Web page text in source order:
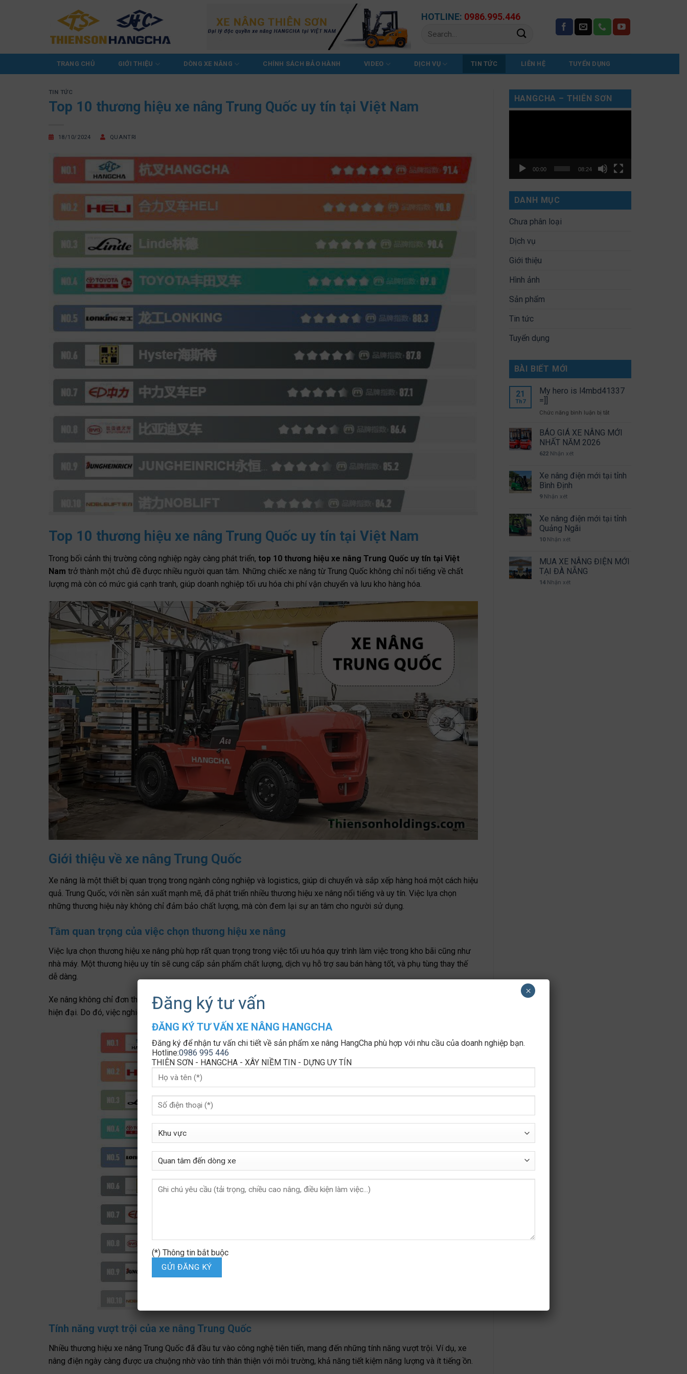
HOTLINE: 0986.995.446
Search
TRANG CHỦ GIỚI THIỆU DÒNG XE NÂNG CHÍNH SÁCH BẢO HÀNH VIDEO DỊCH VỤ TIN TỨC LIÊN HỆ TUYỂN DỤNG
TIN TỨC
Top 10 thương hiệu xe nâng Trung Quốc uy tín tại Việt Nam
18/10/2024 QUANTRI
Top 10 thương hiệu xe nâng Trung Quốc uy tín tại Việt Nam
Trong bối cảnh thị trường công nghiệp ngày càng phát triển, top 10 thương hiệu xe nâng Trung Quốc uy tín tại Việt
Nam trở thành một chủ đề được nhiều người quan tâm. Những chiếc xe nâng từ Trung Quốc không chỉ nổi tiếng về chất
lượng mà còn có mức giá cạnh tranh, giúp doanh nghiệp tối ưu hóa chi phí vận chuyển và lưu kho hàng hóa.
Giới thiệu về xe nâng Trung Quốc
Xe nâng là một thiết bị quan trọng trong ngành công nghiệp và logistics, giúp di chuyển và sắp xếp hàng hoá một cách hiệu
quả. Trung Quốc, với nền sản xuất mạnh mẽ, đã phát triển nhiều thương hiệu xe nâng nổi tiếng và uy tín. Việc lựa chọn
những thương hiệu này không chỉ đảm bảo chất lượng, mà còn đem lại sự an tâm cho người sử dụng.
Tầm quan trọng của việc chọn thương hiệu xe nâng
Việc lựa chọn thương hiệu xe nâng phù hợp rất quan trọng trong việc tối ưu hóa quy trình làm việc trong kho bãi cũng như
nhà máy. Một thương hiệu uy tín sẽ cung cấp sản phẩm chất lượng, dịch vụ hỗ trợ sau bán hàng tốt, và phụ tùng thay thế
dễ dàng.
Xe nâng không chỉ đơn thuần là một phương tiện, mà chúng còn là một phần không thể thiếu trong các hoạt động logistics
hiện đại. Do đó, việc nghiên cứu và lựa chọn đúng thương hiệu là điều cần thiết để đảm bảo năng suất làm việc cao nhất.
Tính năng vượt trội của xe nâng Trung Quốc
Nhiều thương hiệu xe nâng Trung Quốc đã đầu tư vào công nghệ tiên tiến, mang đến những tính năng vượt trội. Ví dụ, xe
nâng điện ngày càng được ưa chuộng nhờ vào tính thân thiện với môi trường, khả năng tiết kiệm năng lượng và ít tiếng ồn.
HANGCHA – THIÊN SƠN
00:00 08:24
DANH MỤC
Chưa phân loại
Dịch vụ
Giới thiệu
Hình ảnh
Sản phẩm
Tin tức
Tuyển dụng
BÀI BIẾT MỚI
21
Th7
My hero is l4mbd41337
=]]
Chức năng bình luận bị tắtở
hero
BÁO GIÁ XE NÂNG MỚI
NHẤT NĂM 2026
622Nhận xét
Xe nâng điện mới tại tỉnh
Bình Định
9Nhận xét
Xe nâng điện mới tại tỉnh
Quảng Ngãi
10Nhận xét
MUA XE NÂNG ĐIỆN MỚI
TẠI ĐÀ NẴNG
14 Nhận xét
Đăng ký tư vấn
ĐĂNG KÝ TƯ VẤN XE NÂNG HANGCHA
Đăng ký để nhận tư vấn chi tiết về sản phẩm xe nâng HangCha phù hợp với nhu cầu của doanh nghiệp bạn.
Hotline:0986 995 446
THIÊN SƠN - HANGCHA - XÂY NIỀM TIN - DỰNG UY TÍN
(*) Thông tin bắt buộc
×